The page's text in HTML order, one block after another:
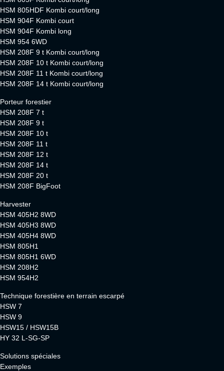
HSM 805HDF Kombi court/long
HSM 904F Kombi court
HSM 904F Kombi long
HSM 954 6WD
HSM 208F 9 t Kombi court/long
HSM 208F 10 t Kombi court/long
HSM 208F 11 t Kombi court/long
HSM 208F 14 t Kombi court/long
Porteur forestier
HSM 208F 7 t
HSM 208F 9 t
HSM 208F 10 t
HSM 208F 11 t
HSM 208F 12 t
HSM 208F 14 t
HSM 208F 20 t
HSM 208F BigFoot
Harvester
HSM 405H2 8WD
HSM 405H3 8WD
HSM 405H4 8WD
HSM 805H1
HSM 805H1 6WD
HSM 208H2
HSM 954H2
Technique forestière en terrain escarpé
HSW 7
HSW 9
HSW15 / HSW15B
HY 32 L-SG-SP
Solutions spéciales
Exemples